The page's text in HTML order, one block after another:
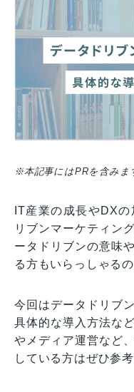
※本記事にはPRを含みま
IT産業の成長やDX
リブンマーケティン
ータドリブンの意味
る方もいらっしゃる
今回はデータドリブ
具体的な導入方法な
やメディア運営など
している方はぜひ参